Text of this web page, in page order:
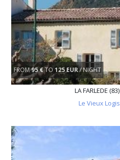
FROM95 €TO125 EUR/ NIGHT
LA FARLEDE (83)
Le Vieux Logis